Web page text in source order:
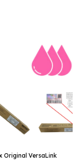
Original VersaLink